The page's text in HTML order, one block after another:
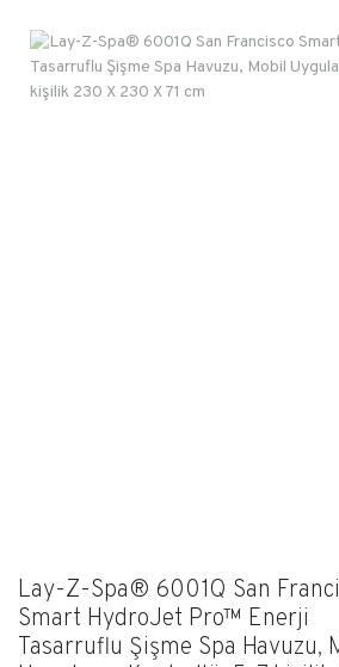
Lay-Z-Spa® 6001Q San
Smart HydroJet Pro™ Enerji
Tasarruflu Şişme Spa Havuzu,